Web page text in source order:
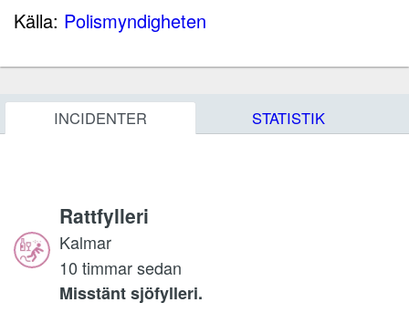
Källa: Polismyndigheten
INCIDENTER STATISTIK
Rattfylleri
Kalmar
10 timmar sedan
Misstänt sjöfylleri.